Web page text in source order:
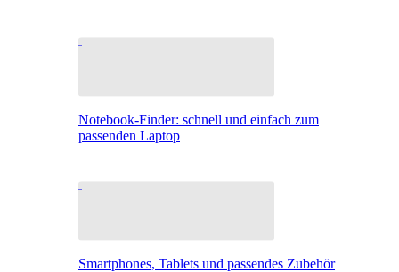
Notebook-Finder: schnell und einfach zum
passenden Laptop
Smartphones, Tablets und passendes Zubehör